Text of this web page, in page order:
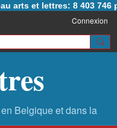
arts et lettres: 8 403 746
Connexion